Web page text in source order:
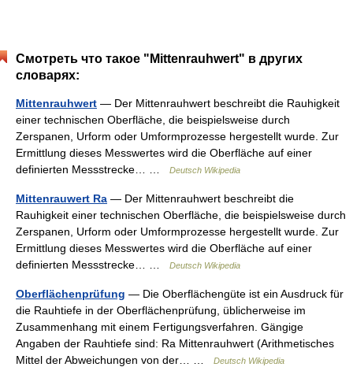
Смотреть что такое "Mittenrauhwert" в других
словарях:
Mittenrauhwert — Der Mittenrauhwert beschreibt die Rauhigkeit
einer technischen Oberfläche, die beispielsweise durch
Zerspanen, Urform oder Umformprozesse hergestellt wurde. Zur
Ermittlung dieses Messwertes wird die Oberfläche auf einer
definierten Messstrecke… …
Deutsch Wikipedia
Mittenrauwert Ra — Der Mittenrauhwert beschreibt die
Rauhigkeit einer technischen Oberfläche, die beispielsweise durch
Zerspanen, Urform oder Umformprozesse hergestellt wurde. Zur
Ermittlung dieses Messwertes wird die Oberfläche auf einer
definierten Messstrecke… …
Deutsch Wikipedia
Oberflächenprüfung — Die Oberflächengüte ist ein Ausdruck für
die Rauhtiefe in der Oberflächenprüfung, üblicherweise im
Zusammenhang mit einem Fertigungsverfahren. Gängige
Angaben der Rauhtiefe sind: Ra Mittenrauhwert (Arithmetisches
Mittel der Abweichungen von der… …
Deutsch Wikipedia